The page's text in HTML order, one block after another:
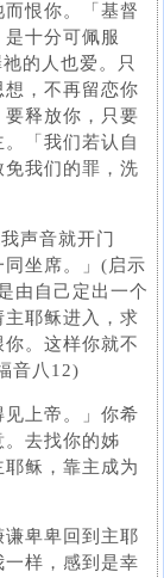
恨你。「基督
十分可佩服
的人也爱。只
，不再留恋你
释放你，只要
「我们若认自
我们的罪，洗
声音就开门
坐席。」(启示
由自己定出一个
耶稣进入，求
。这样你就不
音八12)
上帝。」你希
去找你的姊
稣，靠主成为
卑卑回到主耶
样，感到是幸